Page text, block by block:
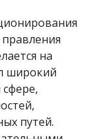
на
широкий
путей.